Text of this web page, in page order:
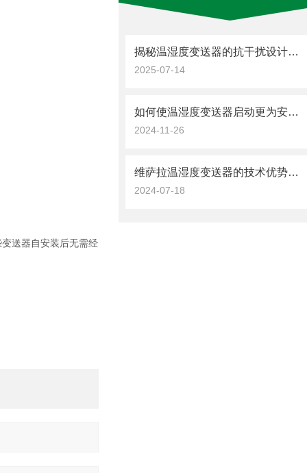
揭秘温湿度变送器的抗干扰设计与信号稳定性
2025-07-14
如何使温湿度变送器启动更为安全可靠？
2024-11-26
维萨拉温湿度变送器的技术优势与特点
2024-07-18
送器自安装后无需经